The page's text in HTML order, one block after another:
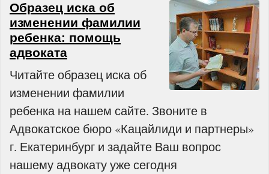
Образец иска об
изменении фамилии
ребенка: помощь
адвоката
Читайте образец иска об
изменении фамилии
ребенка на нашем сайте. Звоните в
Адвокатское бюро «Кацайлиди и партнеры»
г. Екатеринбург и задайте Ваш вопрос
нашему адвокату уже сегодня